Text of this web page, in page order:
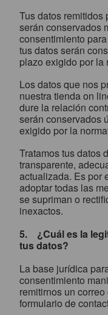
Tus datos remitidos
serán conservados
consentimiento
tus datos serán
plazo exigido por la
Los datos que nos
nuestra tienda on
dure la relación
serán conservados
exigido por la
Tratamos tus datos
transparente,
actualizada. Es por
adoptar todas las
se supriman o
inexactos.
5. ¿Cuál es la
tus datos?
La base jurídica
consentimiento
remitirnos un
formulario de